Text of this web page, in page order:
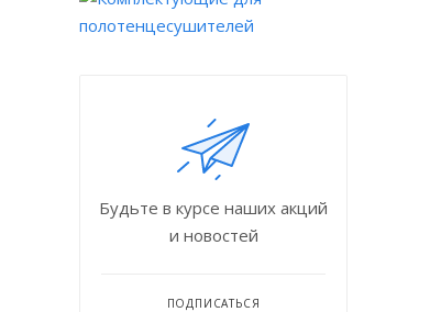
Будьте в курсе наших акций
и новостей
ПОДПИСАТЬСЯ